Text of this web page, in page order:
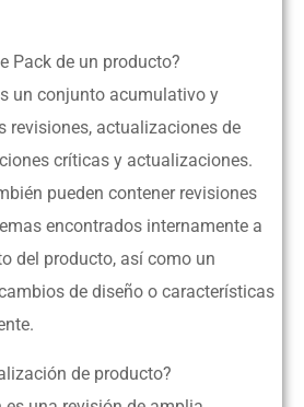
Pack de un producto?
un conjunto acumulativo y
revisiones, actualizaciones de
críticas y actualizaciones.
pueden contener revisiones
encontrados internamente a
del producto, así como un
de diseño o características
de producto?